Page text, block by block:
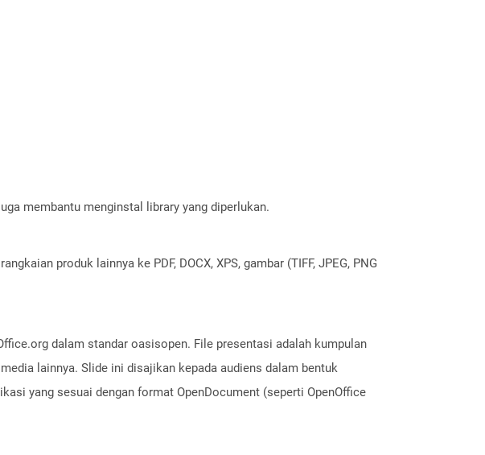
membantu menginstal library yang diperlukan.
produk lainnya ke PDF, DOCX, XPS, gambar (TIFF, JPEG, PNG
dalam standar oasisopen. File presentasi adalah kumpulan
lainnya. Slide ini disajikan kepada audiens dalam bentuk
yang sesuai dengan format OpenDocument (seperti OpenOffice